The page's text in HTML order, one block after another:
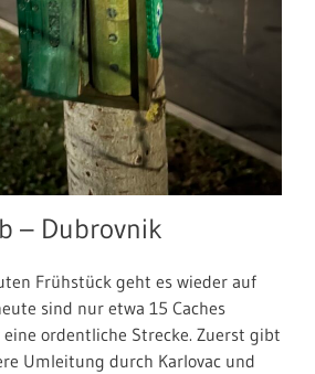
– Dubrovnik
Frühstück geht es wieder auf
sind nur etwa 15 Caches
ordentliche Strecke. Zuerst gibt
Umleitung durch Karlovac und